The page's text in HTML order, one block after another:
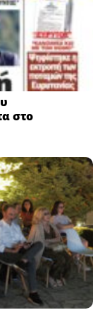
στο